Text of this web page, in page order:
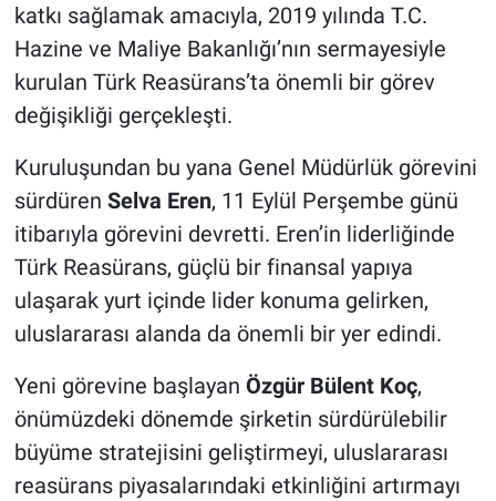
katkı sağlamak amacıyla, 2019 yılında T.C.
Hazine ve Maliye Bakanlığı’nın sermayesiyle
kurulan Türk Reasürans’ta önemli bir görev
değişikliği gerçekleşti.
Kuruluşundan bu yana Genel Müdürlük görevini
sürdüren Selva Eren, 11 Eylül Perşembe günü
itibarıyla görevini devretti. Eren’in liderliğinde
Türk Reasürans, güçlü bir finansal yapıya
ulaşarak yurt içinde lider konuma gelirken,
uluslararası alanda da önemli bir yer edindi.
Yeni görevine başlayan Özgür Bülent Koç,
önümüzdeki dönemde şirketin sürdürülebilir
büyüme stratejisini geliştirmeyi, uluslararası
reasürans piyasalarındaki etkinliğini artırmayı